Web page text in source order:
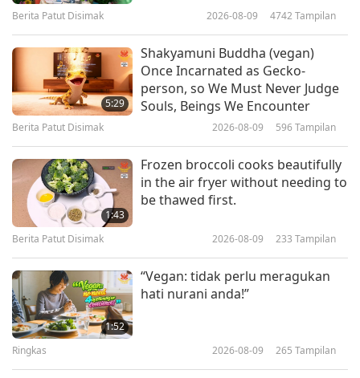
36:31
34:25
Kisah Penciptaan - Bagian ke-1
dari 4 seri
43:00
Sutra Surangama: Keadaan
Kesetanan dari Skandha
Kisah Buddhis: Nama-Nama
Berita Patut Disimak 2026-08-09 4742 Tampilan
5:29
Shakyamuni Buddha (vegan)
Once Incarnated as Gecko-
person, so We Must Never Judge
Souls, Beings We Encounter
Berita Patut Disimak 2026-08-09 596Tampilan
1:43
Frozen broccoli cooks beautifully
in the air fryer without needing to
be thawed first.
Berita Patut Disimak 2026-08-09 233 Tampilan
1:52
“Vegan: tidak perlu meragukan
hati nurani anda!”
Ringkas 2026-08-09 265 Tampilan